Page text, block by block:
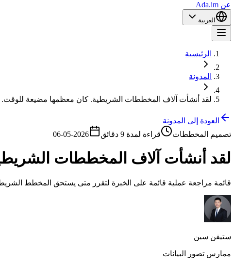
عن Ada.im
العربية
الرئيسية
المدونة
لقد أنشأت آلاف المخططات الشريطية. كان معظمها مضيعة للوقت.
العودة إلى المدونة
تصميم المخططات
قراءة لمدة 9 دقائق 2026-05-06
لقد أنشأت آلاف المخططات
قائمة مراجعة عملية قائمة على الخبرة لتقرر متى يستحق المخطط
ستيفن سين
ممارس تصور البيانات